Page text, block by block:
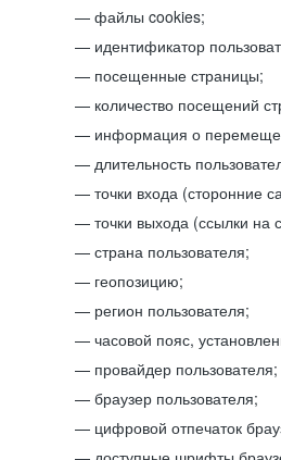
файлы cookies;
идентификатор
посещенные страницы;
количество посещений
информация о
длительность
точки входа (сторонние
точки выхода (ссылки на
страна пользователя;
геопозицию;
регион пользователя;
часовой пояс,
провайдер пользователя;
браузер пользователя;
цифровой отпечаток